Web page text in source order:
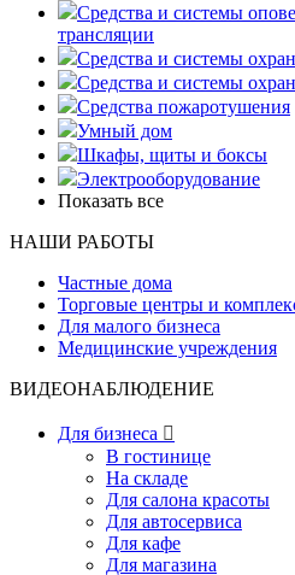
Средства и системы
трансляции
Средства и системы
Средства и системы
Средства пожаротушения
Умный дом
Шкафы, щиты и боксы
Электрооборудование
Показать все
НАШИ РАБОТЫ
Частные дома
Торговые центры и
Для малого бизнеса
Медицинские учреждения
ВИДЕОНАБЛЮДЕНИЕ
Для бизнеса 
В гостинице
На складе
Для салона красоты
Для автосервиса
Для кафе
Для магазина